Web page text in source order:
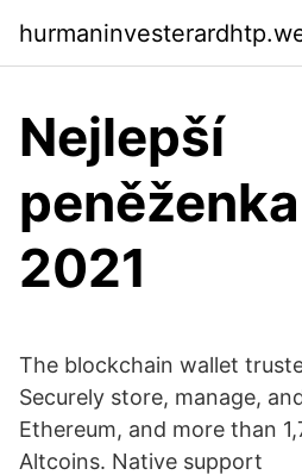
Nejlepší
2021
The blockchain wallet
Securely store, manage,
Ethereum, and more than
Altcoins. Native support